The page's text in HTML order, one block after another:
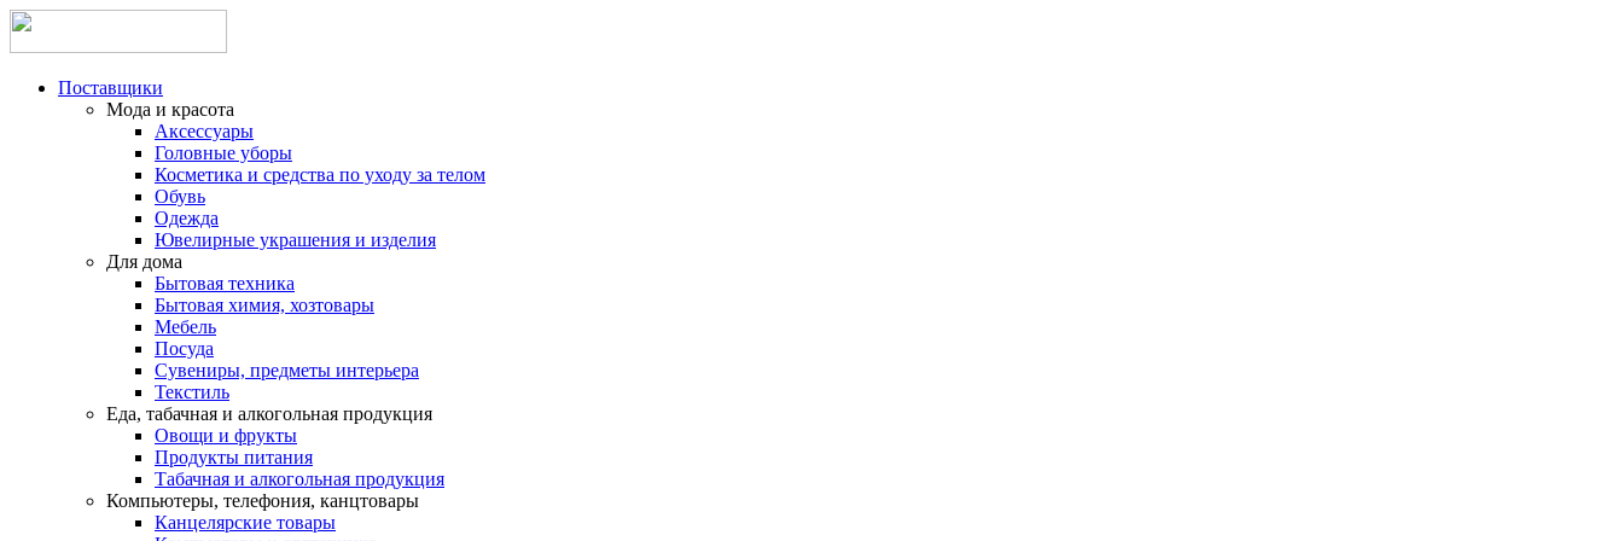
Поставщики
Мода и красота
Аксессуары
Головные уборы
Косметика и средства по уходу за телом
Обувь
Одежда
Ювелирные украшения и изделия
Для дома
Бытовая техника
Бытовая химия, хозтовары
Мебель
Посуда
Сувениры, предметы интерьера
Текстиль
Еда, табачная и алкогольная продукция
Овощи и фрукты
Продукты питания
Табачная и алкогольная продукция
Компьютеры, телефония, канцтовары
Канцелярские товары